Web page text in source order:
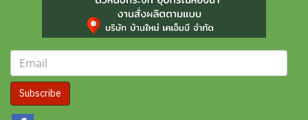
Subscribe